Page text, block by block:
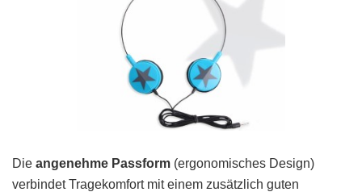
Die angenehme Passform (ergonomisches Design)
verbindet Tragekomfort mit einem zusätzlich guten